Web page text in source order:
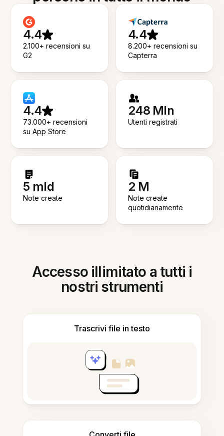
4.4
2.100+ recensioni su
G2
4.4
8.200+ recensioni su
Capterra
4.4
73.000+ recensioni
su App Store
248 Mln
Utenti registrati
5 mld
Note create
2 M
Note create
quotidianamente
Accesso illimitato a tutti i
nostri strumenti
Trascrivi file in testo